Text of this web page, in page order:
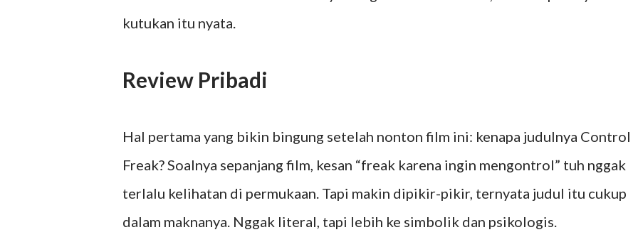
kutukan itu nyata.
Review Pribadi
Hal pertama yang bikin bingung setelah nonton film ini: kenapa judulnya Control
Freak? Soalnya sepanjang film, kesan “freak karena ingin mengontrol” tuh nggak
terlalu kelihatan di permukaan. Tapi makin dipikir-pikir, ternyata judul itu cukup
dalam maknanya. Nggak literal, tapi lebih ke simbolik dan psikologis.